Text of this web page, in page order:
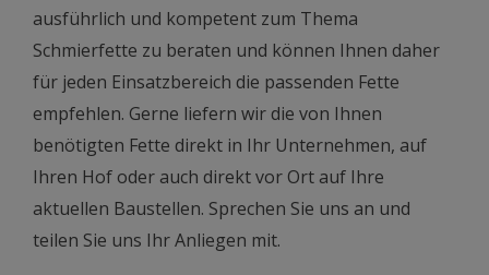
ausführlich und kompetent zum Thema
Schmierfette zu beraten und können Ihnen daher
für jeden Einsatzbereich die passenden Fette
empfehlen. Gerne liefern wir die von Ihnen
benötigten Fette direkt in Ihr Unternehmen, auf
Ihren Hof oder auch direkt vor Ort auf Ihre
aktuellen Baustellen. Sprechen Sie uns an und
teilen Sie uns Ihr Anliegen mit.